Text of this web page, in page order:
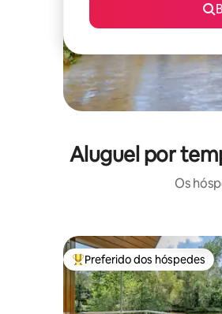
Aluguel por
Os
Entre os melhores preferidos
Preferido dos hóspedes